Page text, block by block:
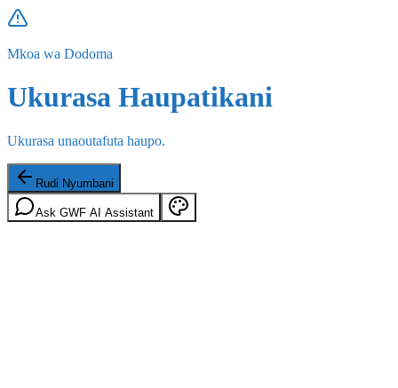
Mkoa wa Dodoma
Ukurasa Haupatikani
Ukurasa unaoutafuta haupo.
Rudi Nyumbani
Ask GWF AI Assistant